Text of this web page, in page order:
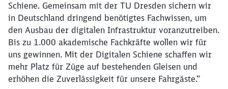
Schiene. Gemeinsam mit der TU Dresden sichern wir
in Deutschland dringend benötigtes Fachwissen, um
den Ausbau der digitalen Infrastruktur voranzutreiben.
Bis zu 1.000 akademische Fachkräfte wollen wir für
uns gewinnen. Mit der Digitalen Schiene schaffen wir
mehr Platz für Züge auf bestehenden Gleisen und
erhöhen die Zuverlässigkeit für unsere Fahrgäste.“